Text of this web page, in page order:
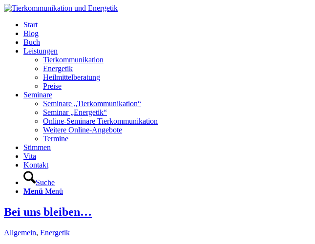
Start
Blog
Buch
Leistungen
Tierkommunikation
Energetik
Heilmittelberatung
Preise
Seminare
Seminare „Tierkommunikation“
Seminar „Energetik“
Online-Seminare Tierkommunikation
Weitere Online-Angebote
Termine
Stimmen
Vita
Kontakt
Suche
Menü Menü
Bei uns bleiben…
Allgemein, Energetik